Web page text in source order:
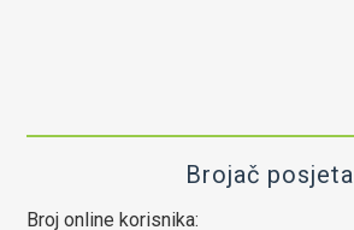
Brojač posjeta
Broj online korisnika: